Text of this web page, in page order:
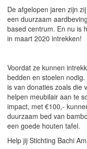
De afgelopen jaren zijn
een duurzaam
based centrum. En nu is
in maart 2020 intrekken!
Voordat ze kunnen
bedden en stoelen
is van donaties zoals die
helpen meubilair aan te
impact, met €100,-
duurzaam bed van
een goede houten tafel.
Help jij Stichting Bachi